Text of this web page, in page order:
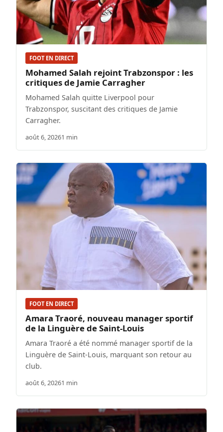
FOOT EN DIRECT
Mohamed Salah rejoint Trabzonspor : les
critiques de Jamie Carragher
Mohamed Salah quitte Liverpool pour
Trabzonspor, suscitant des critiques de Jamie
Carragher.
août 6, 20261 min
FOOT EN DIRECT
Amara Traoré, nouveau manager sportif
de la Linguère de Saint-Louis
Amara Traoré a été nommé manager sportif de la
Linguère de Saint-Louis, marquant son retour au
club.
août 6, 20261 min